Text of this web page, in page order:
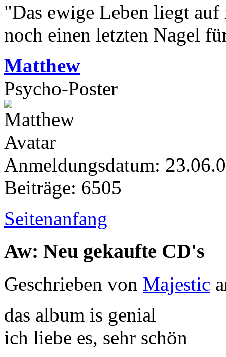
"Das ewige Leben liegt
noch einen letzten Nagel
Matthew
Psycho-Poster
Anmeldungsdatum:
Beiträge: 6505
Seitenanfang
Aw: Neu gekaufte CD's
Geschrieben von Majestic
das album is genial
ich liebe es, sehr schön